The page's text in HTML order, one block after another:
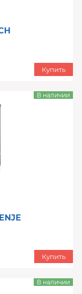
Купить
В наличии
Купить
В наличии